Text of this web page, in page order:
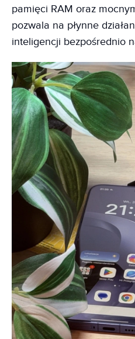
pamięci RAM oraz
pozwala na płynne
inteligencji bezpośrednio